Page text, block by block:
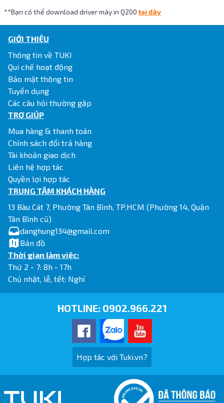
**Bạn có thể download driver máy in Q200tại đây
GIỚI THIỆU
Thông tin về TUKI
Qui chế hoạt động
Bảo mật thông tin
Tuyển dụng
Các câu hỏi thường gặp
TRỢ GIÚP
Mua hàng & thanh toán
Chính sách đổi trả hàng
Tài khoản giao dịch
Liên hệ hợp tác
Quyền lợi hợp tác
TRUNG TÂM KHÁCH HÀNG
13 Bàu Cát 7, Phường Tân Bình, TP.HCM (Phường 14, Quận
Tân Bình cũ)
danghung134@gmail.com
Bản đồ
Thời gian làm việc:
Thứ 2 - 7: 8h - 17h
Chủ nhật, lễ, tết: Nghỉ
HOTLINE: 0902.966.221
Hợp tác với Tuki.vn?